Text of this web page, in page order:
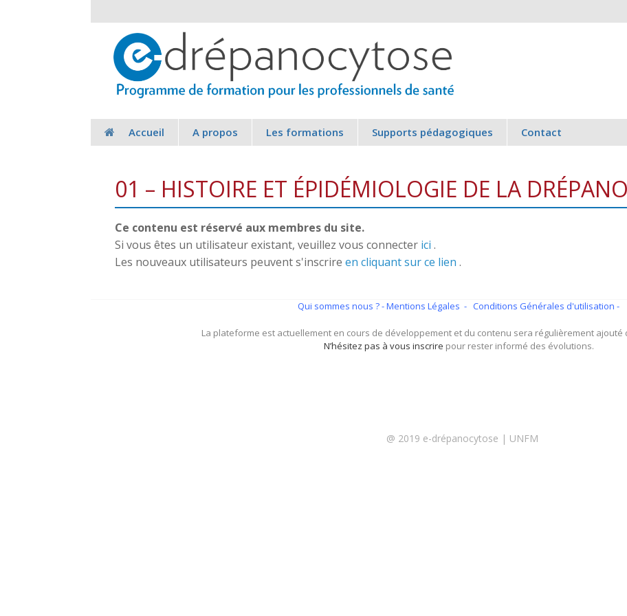
Accueil A propos Les formations Supports pédagogiques Contact
01 – HISTOIRE ET ÉPIDÉMIOLOGIE DE LA
Ce contenu est réservé aux membres du site.
Si vous êtes un utilisateur existant, veuillez vous connecter ici .
Les nouveaux utilisateurs peuvent s'inscrire en cliquant sur ce lien .
Qui sommes nous ?- Mentions Légales - Conditions Générales d'utilisation -
La plateforme est actuellement en cours de développement et du contenu sera régulièrement ajouté
N’hésitez pas à vous inscrire pour rester informé des évolutions.
@ 2019 e-drépanocytose | UNFM